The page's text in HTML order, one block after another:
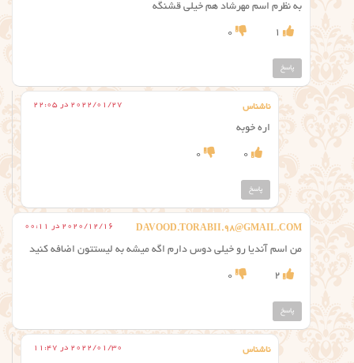
به نظرم اسم مهرشاد هم خیلی قشنگه
1
0
پاسخ
ناشناس 2022/01/27 در 22:05
اره خوبه
0
0
پاسخ
DAVOOD.TORABII.98@GMAIL.COM 2020/12/16 در 00:11
من اسم آندیا رو خیلی دوس دارم اگه میشه به لیستتون اضافه کنید
2
0
پاسخ
ناشناس 2022/01/30 در 11:47